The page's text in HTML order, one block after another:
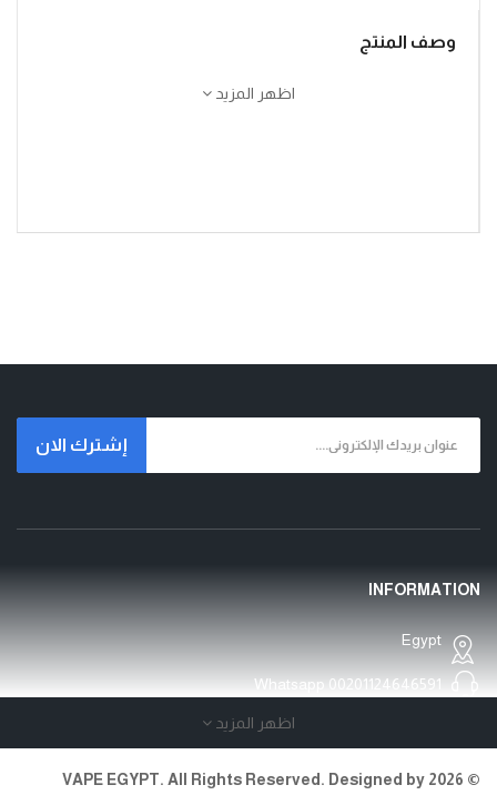
وصف المنتج
اظهر المزيد
إشترك الان
INFORMATION
Egypt
00201124646591
Whatsapp
Open Time:24 Hours/7اظهر المزيد
© 2026 VAPE EGYPT. All Rights Reserved. Designed by